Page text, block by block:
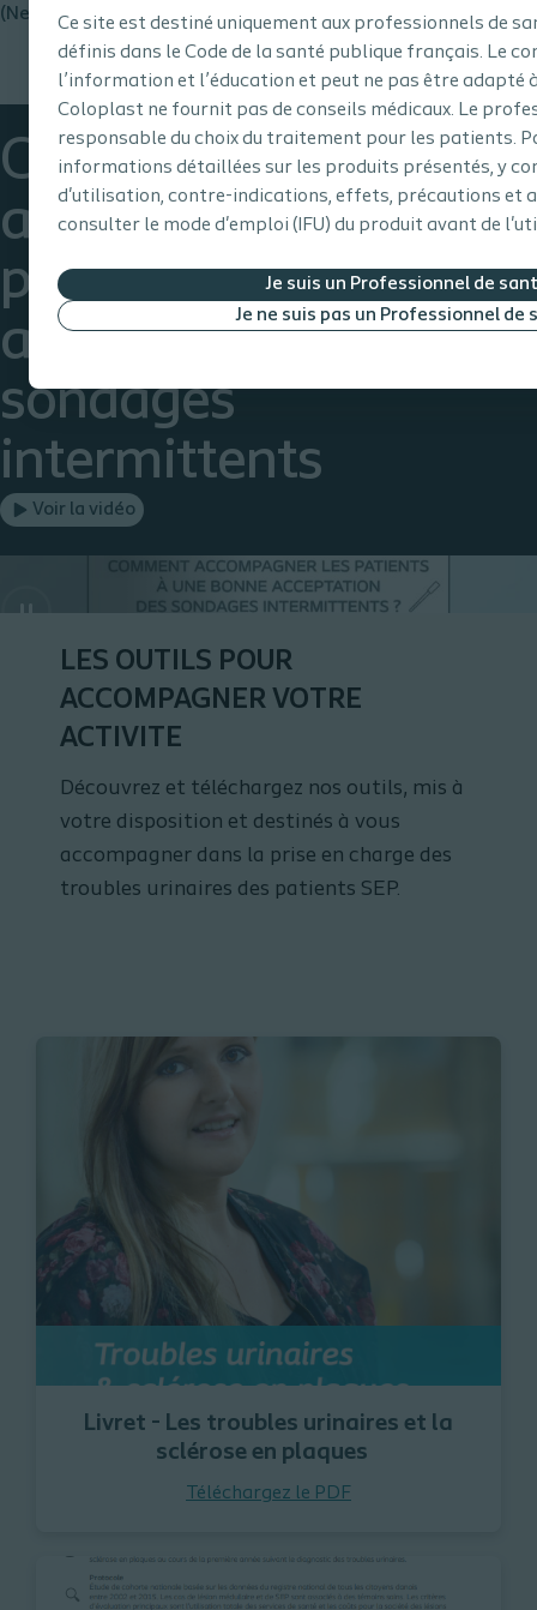
Ce site est destiné uniquement aux professionnels de
définis dans le Code de la santé publique français. Le
l’information et l’éducation et peut ne pas être adapté
Coloplast ne fournit pas de conseils médicaux. Le
responsable du choix du traitement pour les patients.
informations détaillées sur les produits présentés, y
d'utilisation, contre-indications, effets, précautions et
consulter le mode d'emploi (IFU) du produit avant de
Je suis un Professionnel de
Je ne suis pas un Professionnel de
(Neurologue Grenoble)
Comment
accompagner le
patient à une bonne
acceptation des
sondages
intermittents
Voir la vidéo
LES OUTILS POUR
ACCOMPAGNER VOTRE
ACTIVITE
Découvrez et téléchargez nos outils, mis à
votre disposition et destinés à vous
accompagner dans la prise en charge des
troubles urinaires des patients SEP.
Livret - Les troubles urinaires et la
sclérose en plaques
Téléchargez le PDF